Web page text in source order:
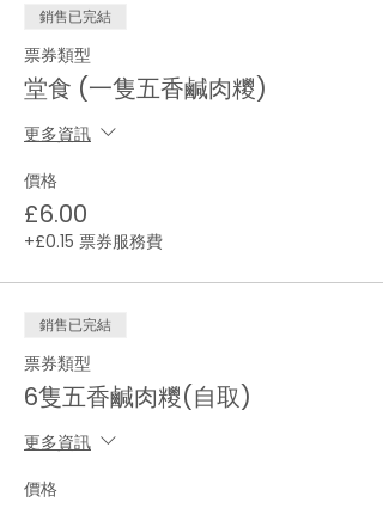
銷售已完結
票券類型
堂食 (一隻五香鹹肉糭)
更多資訊
價格
£6.00
+£0.15 票券服務費
銷售已完結
票券類型
6隻五香鹹肉糭(自取)
更多資訊
價格